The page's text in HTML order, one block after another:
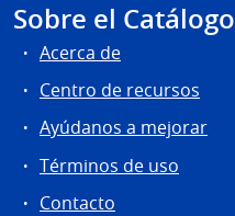
Sobre el Catálogo
Acerca de
Centro de recursos
Ayúdanos a mejorar
Términos de uso
Contacto